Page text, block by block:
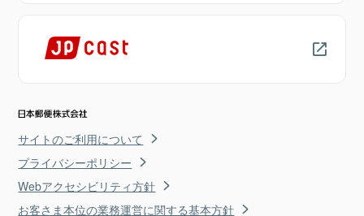
サイトのご利用について
プライバシーポリシー
Webアクセシビリティ方針
お客さま本位の業務運営に関する基本方針